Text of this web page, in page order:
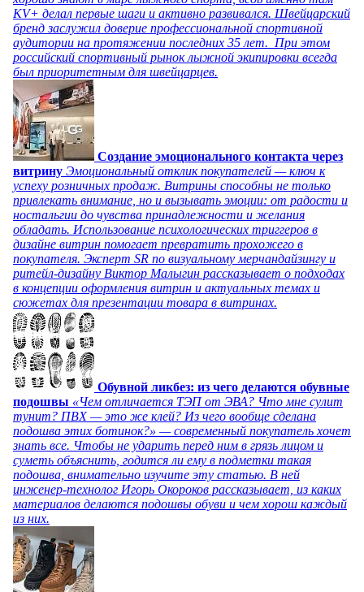
KV+ делал первые шаги и активно развивался. Швейцарский
бренд заслужил доверие профессиональной спортивной
аудитории на протяжении последних 35 лет. При этом
российский спортивный рынок лыжной экипировки всегда
был приоритетным для швейцарцев.
Создание эмоционального контакта через
витрину Эмоциональный отклик покупателей — ключ к
успеху розничных продаж. Витрины способны не только
привлекать внимание, но и вызывать эмоции: от радости и
ностальгии до чувства принадлежности и желания
обладать. Использование психологических триггеров в
дизайне витрин помогает превратить прохожего в
покупателя. Эксперт SR по визуальному мерчандайзингу и
ритейл-дизайну Виктор Малыгин рассказывает о подходах
в концепции оформления витрин и актуальных темах и
сюжетах для презентации товара в витринах.
Обувной ликбез: из чего делаются обувные
подошвы «Чем отличается ТЭП от ЭВА? Что мне сулит
тунит? ПВХ — это же клей? Из чего вообще сделана
подошва этих ботинок?» — современный покупатель хочет
знать все. Чтобы не ударить перед ним в грязь лицом и
суметь объяснить, годится ли ему в подметки такая
подошва, внимательно изучите эту статью. В ней
инженер-технолог Игорь Окороков рассказывает, из каких
материалов делаются подошвы обуви и чем хорош каждый
из них.